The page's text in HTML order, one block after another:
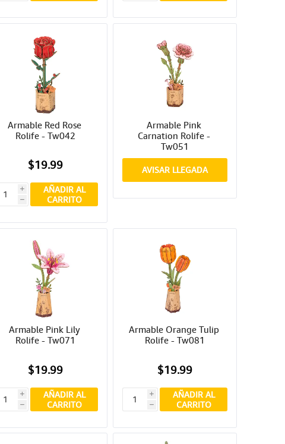
Armable Red Rose
Rolife - Tw042
$19.99
i
h
AÑADIR AL
CARRITO
Armable Pink
Carnation Rolife -
Tw051
AVISAR LLEGADA
Armable Pink Lily
Rolife - Tw071
$19.99
i
h
AÑADIR AL
CARRITO
Armable Orange Tulip
Rolife - Tw081
$19.99
i
h
AÑADIR AL
CARRITO